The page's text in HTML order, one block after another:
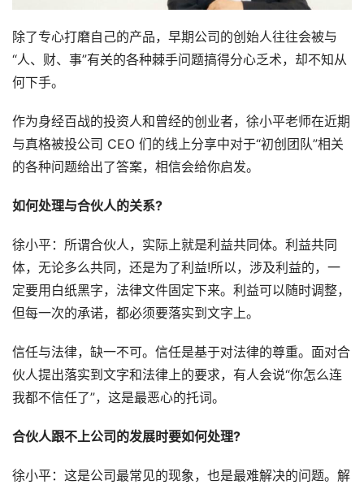
除了专心打磨自己的产品，早期公司的创始人往往会被与
“人、财、事”有关的各种棘手问题搞得分心乏术，却不知从
何下手。
作为身经百战的投资人和曾经的创业者，徐小平老师在近期
与真格被投公司 CEO 们的线上分享中对于“初创团队”相关
的各种问题给出了答案，相信会给你启发。
如何处理与合伙人的关系?
徐小平：所谓合伙人，实际上就是利益共同体。利益共同
体，无论多么共同，还是为了利益!所以，涉及利益的，一
定要用白纸黑字，法律文件固定下来。利益可以随时调整，
但每一次的承诺，都必须要落实到文字上。
信任与法律，缺一不可。信任是基于对法律的尊重。面对合
伙人提出落实到文字和法律上的要求，有人会说“你怎么连
我都不信任了”，这是最恶心的托词。
合伙人跟不上公司的发展时要如何处理?
徐小平：这是公司最常见的现象，也是最难解决的问题。解